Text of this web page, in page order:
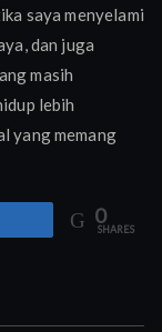
Istri
saya menyelami
dan juga
masih
lebih
yang memang
0
SHARES